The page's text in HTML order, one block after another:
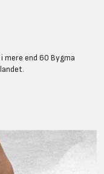
mere end 60 Bygma